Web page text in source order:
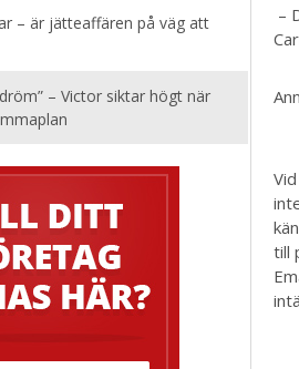
– är jätteaffären på väg att
– Victor siktar högt när
–
till